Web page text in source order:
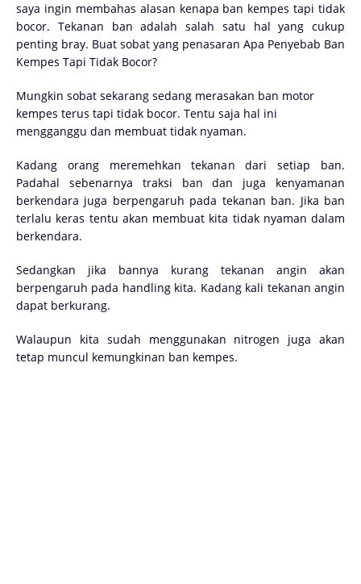
saya ingin membahas alasan kenapa ban kempes tapi tidak
bocor. Tekanan ban adalah salah satu hal yang cukup
penting bray. Buat sobat yang penasaran Apa Penyebab Ban
Kempes Tapi Tidak Bocor?
Mungkin sobat sekarang sedang merasakan ban motor
kempes terus tapi tidak bocor. Tentu saja hal ini
mengganggu dan membuat tidak nyaman.
Kadang orang meremehkan tekanan dari setiap ban.
Padahal sebenarnya traksi ban dan juga kenyamanan
berkendara juga berpengaruh pada tekanan ban. Jika ban
terlalu keras tentu akan membuat kita tidak nyaman dalam
berkendara.
Sedangkan jika bannya kurang tekanan angin akan
berpengaruh pada handling kita. Kadang kali tekanan angin
dapat berkurang.
Walaupun kita sudah menggunakan nitrogen juga akan
tetap muncul kemungkinan ban kempes.